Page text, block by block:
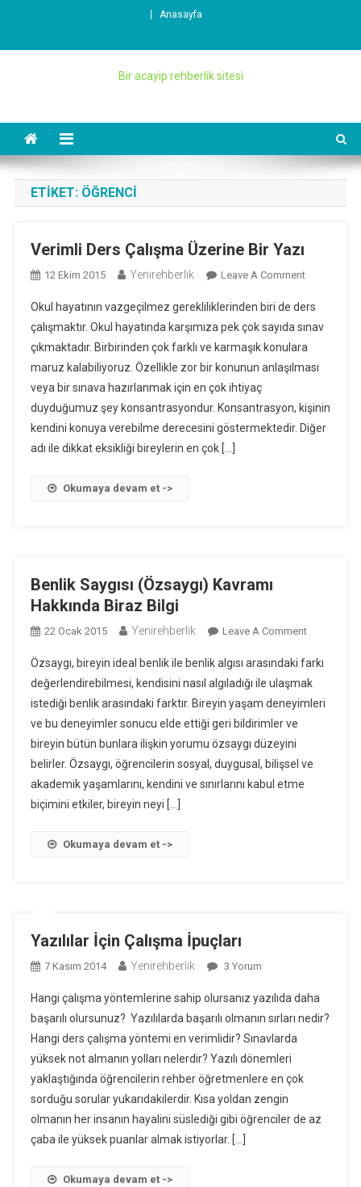
content
Anasayfa
Bir acayip rehberlik sitesi
ETIKET: ÖĞRENCI
Verimli Ders Çalışma Üzerine Bir Yazı
12 Ekim 2015 Yenirehberlik Leave A CommentOn
Ders
Çalışma
Üzerine
Bir
Okul hayatının vazgeçilmez gerekliliklerinden biri de ders
çalışmaktır. Okul hayatında karşımıza pek çok sayıda sınav
çıkmaktadır. Birbirinden çok farklı ve karmaşık konulara
maruz kalabiliyoruz. Özellikle zor bir konunun anlaşılması
veya bir sınava hazırlanmak için en çok ihtiyaç
duyduğumuz şey konsantrasyondur. Konsantrasyon, kişinin
kendini konuya verebilme derecesini göstermektedir. Diğer
adı ile dikkat eksikliği bireylerin en çok […]
Okumaya devam et ->
Benlik Saygısı (Özsaygı) Kavramı
Hakkında Biraz Bilgi
22 Ocak 2015 Yenirehberlik Leave A CommentOn
Saygısı
(Özsaygı)
Kavramı
Bilgi
Özsaygı, bireyin ideal benlik ile benlik algısı arasındaki farkı
değerlendirebilmesi, kendisini nasıl algıladığı ile ulaşmak
istediği benlik arasındaki farktır. Bireyin yaşam deneyimleri
ve bu deneyimler sonucu elde ettiği geri bildirimler ve
bireyin bütün bunlara ilişkin yorumu özsaygı düzeyini
belirler. Özsaygı, öğrencilerin sosyal, duygusal, bilişsel ve
akademik yaşamlarını, kendini ve sınırlarını kabul etme
biçimini etkiler, bireyin neyi […]
Okumaya devam et ->
Yazılılar İçin Çalışma İpuçları
7 Kasım 2014 Yenirehberlik
Yazılılar
Çalışma
İpuçları
Için
3 Yorum
Hangi çalışma yöntemlerine sahip olursanız yazılıda daha
başarılı olursunuz? Yazılılarda başarılı olmanın sırları nedir?
Hangi ders çalışma yöntemi en verimlidir? Sınavlarda
yüksek not almanın yolları nelerdir? Yazılı dönemleri
yaklaştığında öğrencilerin rehber öğretmenlere en çok
sorduğu sorular yukarıdakilerdir. Kısa yoldan zengin
olmanın her insanın hayalini süslediği gibi öğrenciler de az
çaba ile yüksek puanlar almak istiyorlar. […]
Okumaya devam et ->